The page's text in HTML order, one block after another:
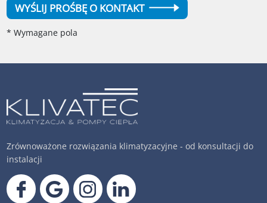
WYŚLIJ PROŚBĘ O KONTAKT
* Wymagane pola
Zrównoważone rozwiązania klimatyzacyjne - od konsultacji do
instalacji